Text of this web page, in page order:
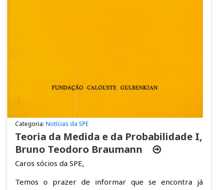
Categoria: Notícias da SPE
Teoria da Medida e da Probabilidade I,
Bruno Teodoro Braumann
Caros sócios da SPE,
Temos o prazer de informar que se encontra já